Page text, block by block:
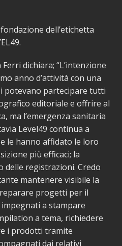
dell’etichetta
dichiara; “L’intenzione
anno d’attività con una
potevano partecipare tutti
editoriale e offrire al
ma l’emergenza sanitaria
Level49 continua a
le hanno affidato le loro
più efficaci; la
delle registrazioni. Credo
mantenere visibile la
progetti per il
a stampare
a tema, richiedere
i prodotti tramite
dai relativi